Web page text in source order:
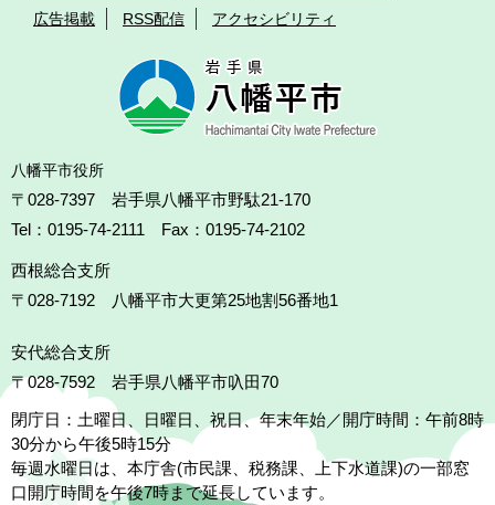
広告掲載
RSS配信 アクセシビリティ
八幡平市役所
〒028-7397 岩手県八幡平市野駄21-170
Tel：0195-74-2111 Fax：0195-74-2102
西根総合支所
〒028-7192
八幡平市大更第25地割56番地1
安代総合支所
〒028-7592
岩手県八幡平市叺田70
閉庁日：土曜日、日曜日、祝日、年末年始／開庁時間：午前8時
30分から午後5時15分
毎週水曜日は、本庁舎(市民課、税務課、上下水道課)の一部窓
口開庁時間を午後7時まで延長しています。